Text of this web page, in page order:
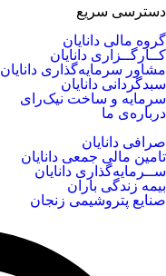
دسترسی سریع
گروه مالی دانایان
کــارگــزاری دانایان
مشاور سرمایه‌گذاری دانایان
سبدگردانی دانایان
سرمایه و ساخت نیک‌رای
درباره‌ی ما
صرافی دانایان
تامین مالی جمعی دانایان
ســرمایه‌گذاری دانایان
بیمه زندگی باران
صنایع پتروشیمی زنجان